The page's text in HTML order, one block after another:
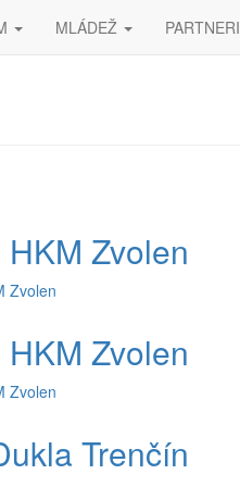
MLÁDEŽ PARTNERI
Zvolen
Zvolen
Zvolen
Zvolen
Trenčín